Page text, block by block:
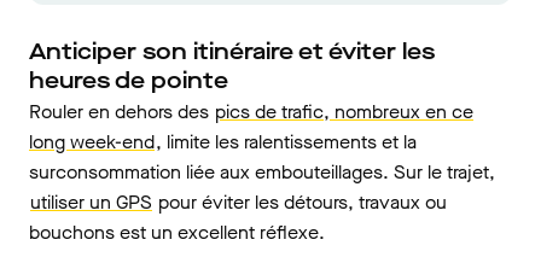
Anticiper son itinéraire et éviter les
heures de pointe
Rouler en dehors des pics de trafic, nombreux en ce
long week-end, limite les ralentissements et la
surconsommation liée aux embouteillages. Sur le trajet,
utiliser un GPS pour éviter les détours, travaux ou
bouchons est un excellent réflexe.